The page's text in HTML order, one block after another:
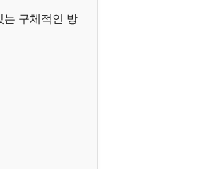
는 구체적인 방